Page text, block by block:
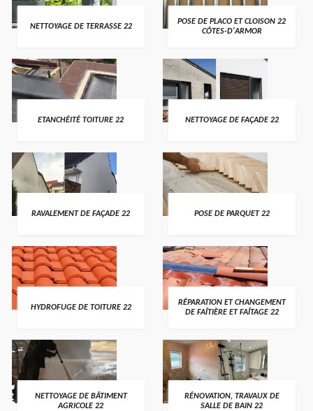
NETTOYAGE DE TERRASSE 22
POSE DE PLACO ET CLOISON 22
CÔTES-D'ARMOR
ETANCHÉITÉ TOITURE 22 NETTOYAGE DE FAÇADE 22
RAVALEMENT DE FAÇADE 22 POSE DE PARQUET 22
HYDROFUGE DE TOITURE 22
RÉPARATION ET CHANGEMENT
DE FAÎTIÈRE ET FAÎTAGE 22
NETTOYAGE DE BÂTIMENT
AGRICOLE 22
RÉNOVATION, TRAVAUX DE
SALLE DE BAIN 22